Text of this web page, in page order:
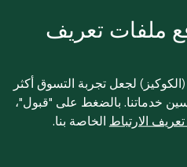
ملفات تعريف
لجعل تجربة التسوق أكثر
خدماتنا. بالضغط على "قبول"،
الارتباط الخاصة بنا.